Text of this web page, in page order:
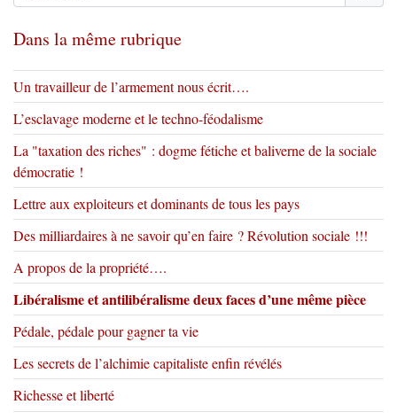
Dans la même rubrique
Un travailleur de l’armement nous écrit….
L’esclavage moderne et le techno-féodalisme
La "taxation des riches" : dogme fétiche et baliverne de la sociale
démocratie !
Lettre aux exploiteurs et dominants de tous les pays
Des milliardaires à ne savoir qu’en faire ? Révolution sociale !!!
A propos de la propriété….
Libéralisme et antilibéralisme deux faces d’une même pièce
Pédale, pédale pour gagner ta vie
Les secrets de l’alchimie capitaliste enfin révélés
Richesse et liberté